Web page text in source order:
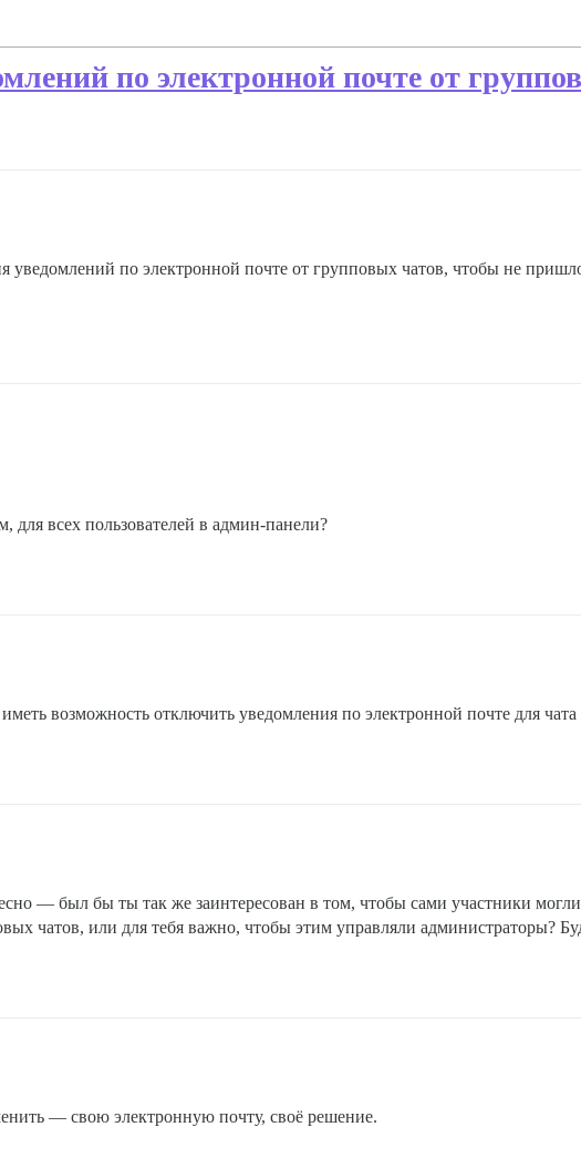
по электронной почте от
по электронной почте от групповых чатов, чтобы не
для всех пользователей в админ-панели?
возможность отключить уведомления по электронной почте для чата
— был бы ты так же заинтересован в том, чтобы сами участники
чатов, или для тебя важно, чтобы этим управляли администраторы?
— свою электронную почту, своё решение.